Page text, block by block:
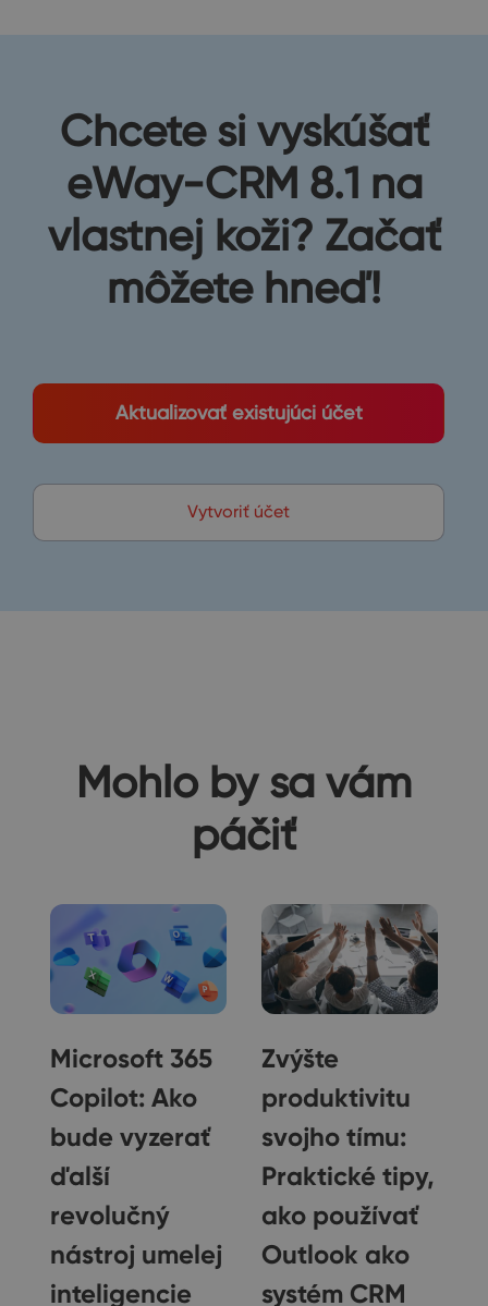
Chcete si vyskúšať
eWay-CRM 8.1 na
vlastnej koži? Začať
môžete hneď!
Aktualizovať existujúci účet
Vytvoriť účet
Mohlo by sa vám
páčiť
Microsoft 365
Copilot: Ako
bude vyzerať
ďalší
revolučný
nástroj umelej
inteligencie
Zvýšte
produktivitu
svojho tímu:
Praktické tipy,
ako používať
Outlook ako
systém CRM